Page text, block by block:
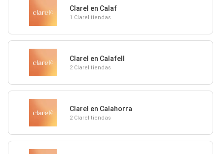
Clarel en Calaf
1 Clarel tiendas
Clarel en Calafell
2 Clarel tiendas
Clarel en Calahorra
2 Clarel tiendas